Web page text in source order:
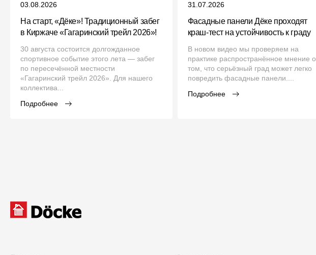
03.08.2026
На старт, «Дёке»! Традиционный забег
в Киржаче «Гагаринский трейл 2026»!
30 августа состоится долгожданное
спортивное событие этого лета — забег
по пересечённой местности
«Гагаринский трейл 2026». Для нашего
коллектива...
Подробнее
31.07.2026
Фасадные панели Дёке проходят
краш‑тест на устойчивость к граду
В новом видео мы проверяем на
практике распространённое мнение о
том, что серьёзный град может легко
повредить фасадные панели....
Подробнее